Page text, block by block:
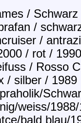
/
/
/
/ rot / 1990
/ Rosso
/ silber / 1989
weiss/
bald blau/